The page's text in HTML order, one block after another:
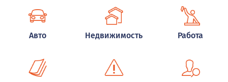
Авто Недвижимость Работа